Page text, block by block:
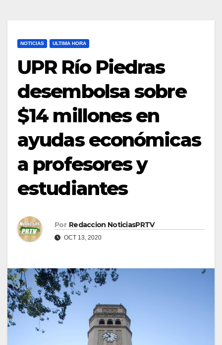
NOTICIAS ULTIMA HORA
UPR Río Piedras
desembolsa sobre
$14 millones en
ayudas económicas
a profesores y
estudiantes
Por Redaccion NoticiasPRTV
OCT 13, 2020